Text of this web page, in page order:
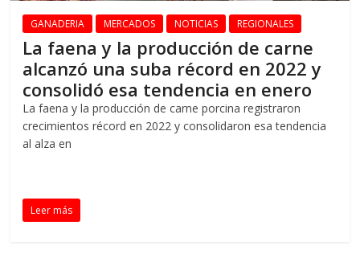
GANADERIA MERCADOS NOTICIAS REGIONALES
La faena y la producción de carne
alcanzó una suba récord en 2022 y
consolidó esa tendencia en enero
La faena y la producción de carne porcina registraron
crecimientos récord en 2022 y consolidaron esa tendencia
al alza en
Leer más